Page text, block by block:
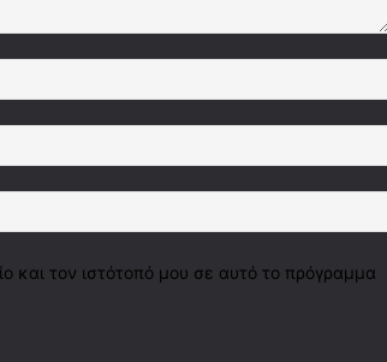
και τον ιστότοπό μου σε αυτό το πρόγραμμα